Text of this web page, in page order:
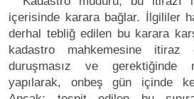
içerisinde karara bağlar. İlgililer
derhal tebliğ edilen bu karara
kadastro mahkemesine
duruşmasız ve gerektiğinde
yapılarak, onbeş gün içinde